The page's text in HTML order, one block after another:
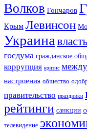
Волков Гончаров
Крым Левинсон
Украина власть
госдума гражданское
коррупция кризис
настроения общество
правительство праздники
рейтинги санкции
телевидение